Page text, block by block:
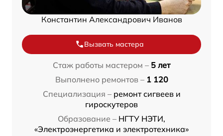
Константин Александрович Иванов
Вызвать мастера
Стаж работы мастером – 5 лет
Выполнено ремонтов – 1 120
Специализация – ремонт сигвеев и
гироскутеров
Образование – НГТУ НЭТИ,
«Электроэнергетика и электротехника»